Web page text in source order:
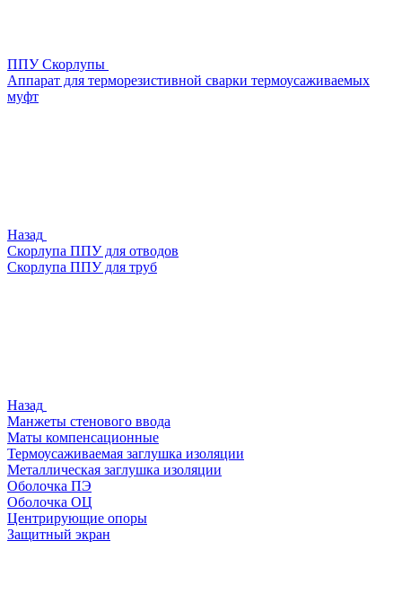
ППУ Скорлупы
Аппарат для терморезистивной сварки термоусаживаемых
муфт
Назад
Скорлупа ППУ для отводов
Скорлупа ППУ для труб
Назад
Манжеты стенового ввода
Маты компенсационные
Термоусаживаемая заглушка изоляции
Металлическая заглушка изоляции
Оболочка ПЭ
Оболочка ОЦ
Центрирующие опоры
Защитный экран